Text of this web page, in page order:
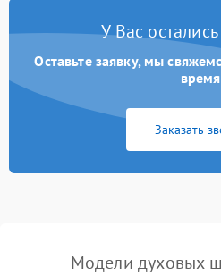
У Вас
Оставьте заявку, мы
время
Заказать
Модели духовых